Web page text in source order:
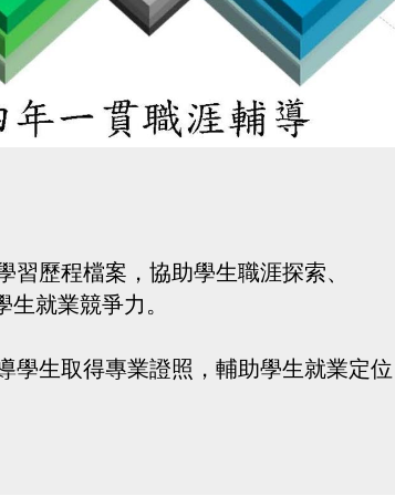
歷程檔案，協助學生職涯探索、
就業競爭力。
學生取得專業證照，輔助學生就業定